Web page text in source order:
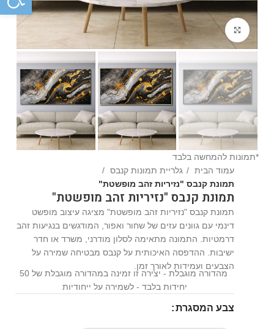
Click to enlarge
*תמונות להמחשה בלבד
עמוד הבית
גלריית תמונות קנבס
תמונת קנבס "נזיריות זהב מופשטת"
תמונת קנבס "נזיריות זהב מופשטת"
תמונת קנבס "נזיריות זהב מופשטת" מציגה עיצוב מופשט
דינמי עם גוונים עזים של שחור ואפור, המודגשים בנגיעות זהב
דרמטיות. התמונה מתאימה לסלון מודרני, משרד או חדר
ישיבות. ההדפסה האיכותית על קנבס מבטיחה שמירה על
הצבעים ועמידות לאורך זמן.
מהדורה מוגבלת - יצירה זו זמינה במהדורה מוגבלת של 50
יחידות בלבד - לשמירה על ייחודיות
צבע המסגרת